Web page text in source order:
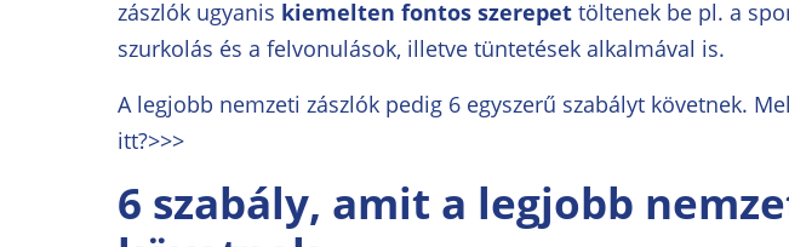
zászlók ugyanis kiemelten fontos szerepettöltenek be pl. a
szurkolás és a felvonulások, illetve tüntetések alkalmával is.
A legjobb nemzeti zászlók pedig 6 egyszerű szabályt követnek.
itt?>>>
6 szabály, amit a legjobb